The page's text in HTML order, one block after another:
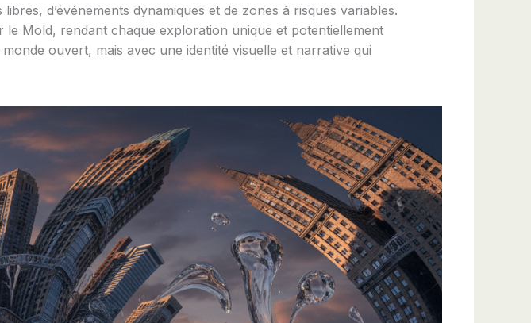
d’événements dynamiques et de zones à risques variables.
Mold, rendant chaque exploration unique et potentiellement
ouvert, mais avec une identité visuelle et narrative qui